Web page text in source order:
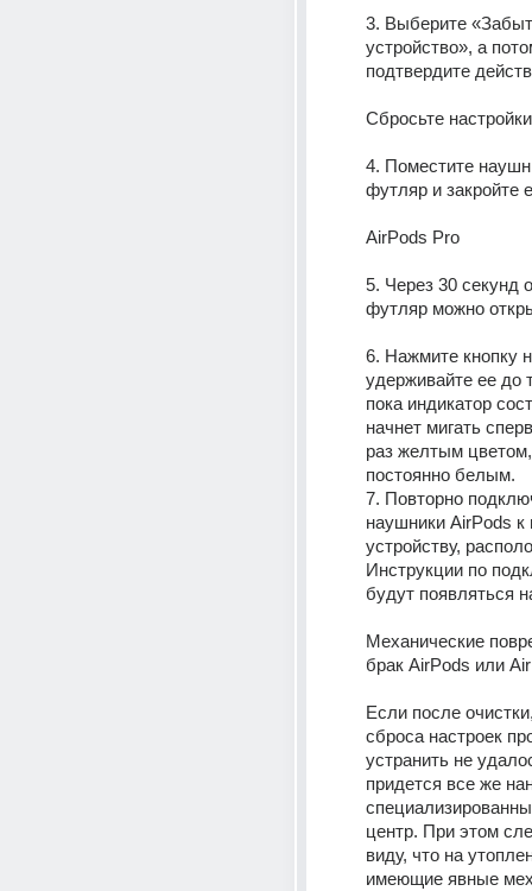
3. Выберите
устройство», а
подтвердите
Сбросьте
4. Поместите
футляр и закройте
AirPods Pro
5. Через 30 секунд
футляр можно
6. Нажмите кнопку
удерживайте ее до
пока индикатор
начнет мигать
раз желтым
постоянно белым.
7. Повторно
наушники AirPods
устройству,
Инструкции по
будут появляться
Механические
брак AirPods или
Если после
сброса настроек
устранить не
придется все же
центр. При этом
виду, что на
имеющие явные